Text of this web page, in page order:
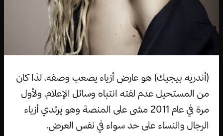
(أندريه بيجيك) هو عارض أزياء يصعب وصفه، لذا كان
من المستحيل عدم لفته انتباه وسائل الإعلام، ولأول
مرة في عام 2011 مشى على المنصة وهو يرتدي أزياء
الرجال والنساء على حد سواء في نفس العرض.